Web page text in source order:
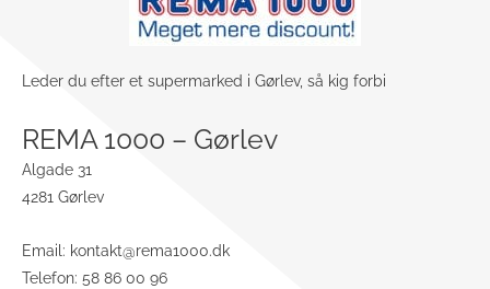
Leder du efter et supermarked i Gørlev, så kig forbi
REMA 1000 – Gørlev
Algade 31
4281 Gørlev
Email: kontakt@rema1000.dk
Telefon: 58 86 00 96